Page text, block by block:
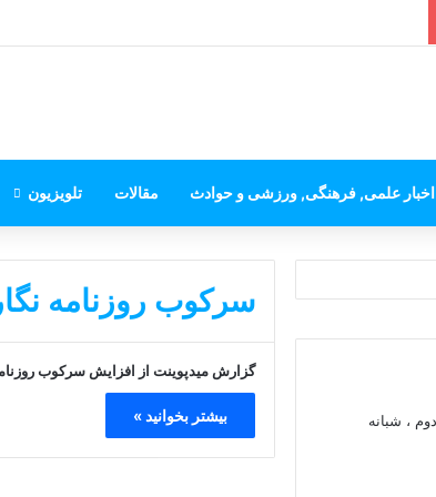
اخبار علمی, فرهنگی, ورزشی و حوادث مقالات تلویزیون
سرکوب روزنامه
گزارش میدپوینت از افزایش سرکوب
بیشتر بخوانید »